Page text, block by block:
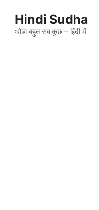
contentHindi Sudha
थोडा बहुत सब कुछ – हिंदी में